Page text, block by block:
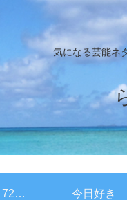
気になる芸能ネ
NHKドキュメント72時間 今日好き